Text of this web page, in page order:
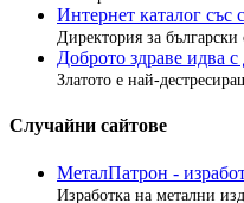
Интернет каталог със
Директория за български
Доброто здраве идва
Златото е най-
Случайни сайтове
МеталПатрон -
Изработка на метални